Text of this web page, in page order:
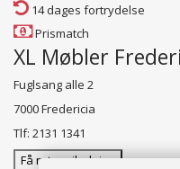
14 dages fortrydelse
Prismatch
XL Møbler
Fuglsang alle 2
7000 Fredericia
Tlf: 2131 1341
Få rutevejledning